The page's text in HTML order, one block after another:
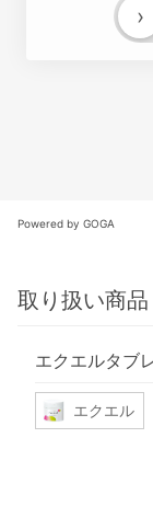
›
Powered by GOGA
取り扱い商品
エクエルタブ
エクエル